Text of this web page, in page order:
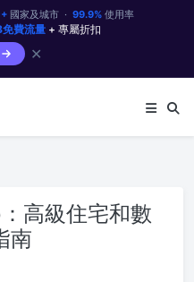
國家及城市 · 99.9%使用率
費流量 + 專屬折扣
✕
高級住宅和數
南